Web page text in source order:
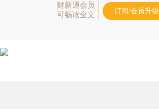
财新通会员
可畅读全文
订阅/会员升级